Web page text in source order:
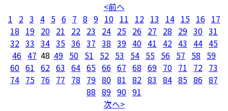
前へ
1
2 3 4 5 6 7 8 9 10 11 12 13 14 15 16 17
18 19 20 21 22 23 24 25 26 27 28 29 30 31
32 33 34 35 36 37 38 39 40 41 42 43 44 45
46 47 48 49 50 51 52 53 54 55 56 57 58 59
60 61 62 63 64 65 66 67 68 69 70 71 72 73
74 75 76 77 78 79 80 81 82 83 84 85 86 87
88 89 90 91
次へ